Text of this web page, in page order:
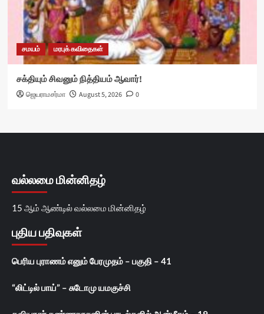
சமயம் மரபுக் கவிதைகள்
சக்தியும் சிவனும் நித்தியம் ஆவார்!
ஜெயராமசர்மா August 5, 2026 0
வல்லமை மின்னிதழ்
15 ஆம் ஆண்டில் வல்லமை மின்னிதழ்
புதிய பதிவுகள்
பெரிய புராணம் எனும் பேரமுதம் – பகுதி – 41
“லிட்டில் பாய்” – சுடோமு யமகுச்சி